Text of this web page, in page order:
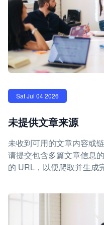
Sat Jul 04 2026
未提供文章来源
未收到可用的文章内容或
请提交包含多篇文章信息
的 URL，以便爬取并生成